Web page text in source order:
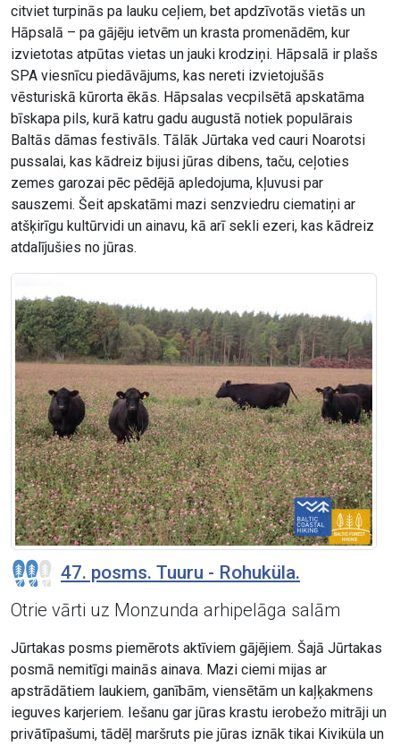
citviet turpinās pa lauku ceļiem, bet apdzīvotās vietās un
Hāpsalā – pa gājēju ietvēm un krasta promenādēm, kur
izvietotas atpūtas vietas un jauki krodziņi. Hāpsalā ir plašs
SPA viesnīcu piedāvājums, kas nereti izvietojušās
vēsturiskā kūrorta ēkās. Hāpsalas vecpilsētā apskatāma
bīskapa pils, kurā katru gadu augustā notiek populārais
Baltās dāmas festivāls. Tālāk Jūrtaka ved cauri Noarotsi
pussalai, kas kādreiz bijusi jūras dibens, taču, ceļoties
zemes garozai pēc pēdējā apledojuma, kļuvusi par
sauszemi. Šeit apskatāmi mazi senzviedru ciematiņi ar
atšķirīgu kultūrvidi un ainavu, kā arī sekli ezeri, kas kādreiz
atdalījušies no jūras.
47. posms. Tuuru - Rohuküla.
Otrie vārti uz Monzunda arhipelāga salām
Jūrtakas posms piemērots aktīviem gājējiem. Šajā Jūrtakas
posmā nemitīgi mainās ainava. Mazi ciemi mijas ar
apstrādātiem laukiem, ganībām, viensētām un kaļķakmens
ieguves karjeriem. Iešanu gar jūras krastu ierobežo mitrāji un
privātīpašumi, tādēļ maršruts pie jūras iznāk tikai Kiviküla un